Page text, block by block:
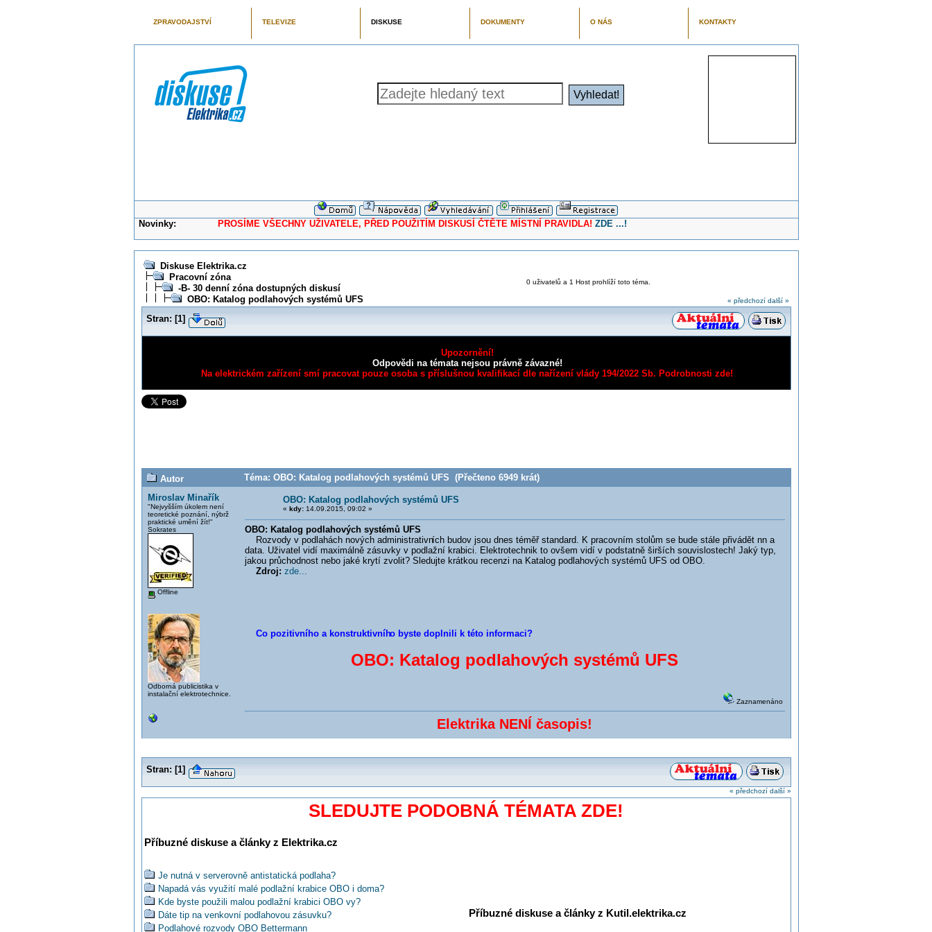
ZPRAVODAJSTVÍ TELEVIZE DISKUSE DOKUMENTY O NÁS KONTAKTY
Novinky: PROSÍME VŠECHNY UŽIVATELE, PŘED POUŽITÍM DISKUSÍ ČTĚTE MÍSTNÍ PRAVIDLA! ZDE ...!
Diskuse Elektrika.cz
Pracovní zóna
-B- 30 denní zóna dostupných diskusí
OBO: Katalog podlahových systémů UFS
0 uživatelů a 1 Host prohlíží toto téma.
« předchozí další »
Stran: [1]
Upozornění!
Odpovědi na témata nejsou právně závazné!
Na elektrickém zařízení smí pracovat pouze osoba s příslušnou kvalifikací dle nařízení vlády 194/2022 Sb. Podrobnosti zde!
Autor
Téma: OBO: Katalog podlahových systémů UFS (Přečteno 6949 krát)
Miroslav Minařík
"Nejvyšším úkolem není
teoretické poznání, nýbrž
praktické umění žít!"
Sokrates
Offline
Odborná publicistika v
instalační elektrotechnice.
OBO: Katalog podlahových systémů UFS
« kdy:14.09.2015, 09:02 »
OBO: Katalog podlahových systémů UFS
Rozvody v podlahách nových administrativních budov jsou dnes téměř standard. K pracovním stolům se bude stále přivádět nn a
data. Uživatel vidí maximálně zásuvky v podlažní krabici. Elektrotechnik to ovšem vidí v podstatně širších souvislostech! Jaký typ,
jakou průchodnost nebo jaké krytí zvolit? Sledujte krátkou recenzi na Katalog podlahových systémů UFS od OBO.
Zdroj: zde...
Co pozitivního a konstruktivního byste doplnili k této informaci?
OBO: Katalog podlahových systémů UFS
Zaznamenáno
Elektrika NENÍ časopis!
Stran: [1]
« předchozí další »
SLEDUJTE PODOBNÁ TÉMATA ZDE!
Příbuzné diskuse a články z Elektrika.cz
Je nutná v serverovně antistatická podlaha?
Napadá vás využití malé podlažní krabice OBO i doma?
Kde byste použili malou podlažní krabici OBO vy?
Dáte tip na venkovní podlahovou zásuvku?
Podlahové rozvody OBO Bettermann
Příbuzné diskuse a články z Kutil.elektrika.cz